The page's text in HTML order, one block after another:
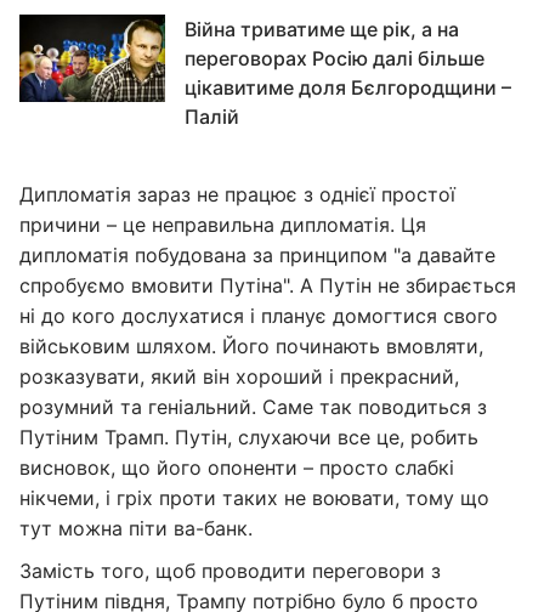
Війна триватиме ще рік, а на
переговорах Росію далі більше
цікавитиме доля Бєлгородщини –
Палій
Дипломатія зараз не працює з однієї простої
причини – це неправильна дипломатія. Ця
дипломатія побудована за принципом "а давайте
спробуємо вмовити Путіна". А Путін не збирається
ні до кого дослухатися і планує домогтися свого
військовим шляхом. Його починають вмовляти,
розказувати, який він хороший і прекрасний,
розумний та геніальний. Саме так поводиться з
Путіним Трамп. Путін, слухаючи все це, робить
висновок, що його опоненти – просто слабкі
нікчеми, і гріх проти таких не воювати, тому що
тут можна піти ва-банк.
Замість того, щоб проводити переговори з
Путіним півдня, Трампу потрібно було б просто